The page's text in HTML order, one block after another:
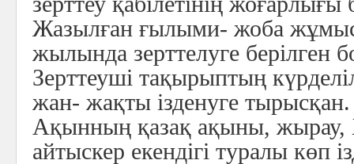
Жазылған ғылыми- жоба
жылында зерттелуге берілген
Зерттеуші тақырыптың
жан- жақты ізденуге тырысқан.
Ақынның қазақ ақыны, жырау,
айтыскер екендігі туралы көп